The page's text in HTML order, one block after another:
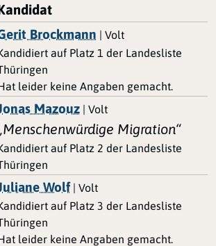
Brockmann | Volt
auf Platz 1 der Landesliste
leider keine Angaben gemacht.
Mazouz | Volt
Migration“
auf Platz 2 der Landesliste
Wolf| Volt
auf Platz 3 der Landesliste
leider keine Angaben gemacht.